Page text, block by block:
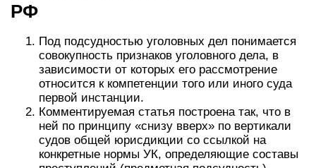
РФ
Под подсудностью уголовных дел понимается
совокупность признаков уголовного дела, в
зависимости от которых его рассмотрение
относится к компетенции того или иного суда
первой инстанции.
Комментируемая статья построена так, что в
ней по принципу «снизу вверх» по вертикали
судов общей юрисдикции со ссылкой на
конкретные нормы УК, определяющие составы